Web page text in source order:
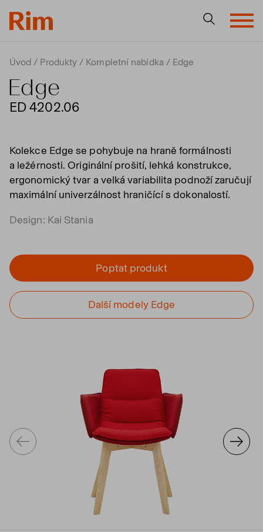
Úvod Produkty Kompletní nabídka Edge
Edge
ED 4202.06
Kolekce Edge se pohybuje na hraně formálnosti
a ležérnosti. Originální prošití, lehká konstrukce,
ergonomický tvar a velká variabilita podnoží zaručují
maximální univerzálnost hraničící s dokonalostí.
Design: Kai Stania
Poptat produkt
Další modely Edge